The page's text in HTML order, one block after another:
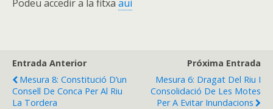
Podeu accedir a la fitxa aui
Entrada Anterior
Mesura 8: Constitució D’un
Consell De Conca Per Al Riu
La Tordera
Próxima Entrada
Mesura 6: Dragat Del Riu I
Consolidació De Les Motes
Per A Evitar Inundacions